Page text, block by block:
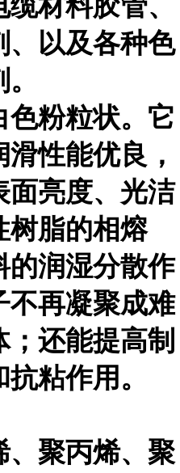
、以及各种色
色粉粒状。它
性能优良，
面亮度、光洁
树脂的相熔
的润湿分散作
不再凝聚成难
还能提高制
粘作用。
、聚丙烯、聚